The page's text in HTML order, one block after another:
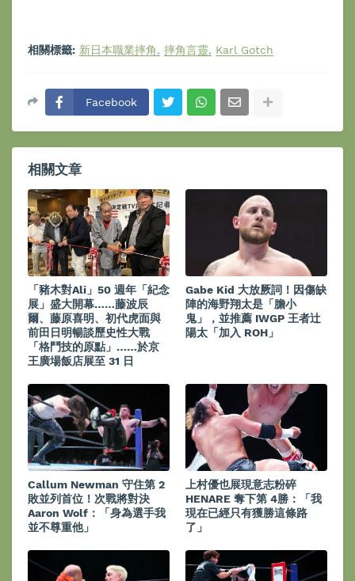
相關標籤: 新日本職業摔角 摔角言靈 Karl Gotch
Facebook
相關文章
「豬木對Ali」50 週年「紀念
展」盛大開幕……藤波辰
爾、藤原喜明、初代虎面與
前田日明暢談歷史性大戰
「格鬥技的原點」……於京
王廣場飯店展至 31 日
Gabe Kid 大放厥詞！因傷缺
陣的海野翔太是「膽小
鬼」，並推薦 IWGP 王者辻
陽太「加入 ROH」
Callum Newman 守住第 2
敗並列首位！次戰將對決
Aaron Wolf：「身為選手我
並不尊重他」
上村優也展現意志粉碎
HENARE 奪下第 4勝：「我
現在已經只有獲勝這條路
了」